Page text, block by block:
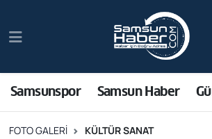
Samsunspor Samsun Haber
FOTO GALERI KÜLTÜR SANAT
Samsun Haber
Sağlık
Trafik Durumu
Süper Lig Puan Durumu ve